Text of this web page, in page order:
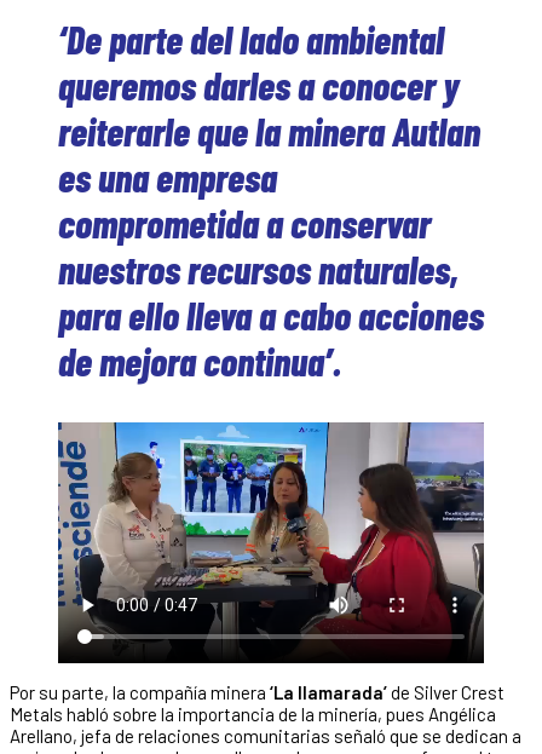
‘De parte del lado ambiental
queremos darles a conocer y
reiterarle que la minera Autlan
es una empresa
comprometida a conservar
nuestros recursos naturales,
para ello lleva a cabo acciones
de mejora continua’.
Por su parte, la compañía minera ‘La llamarada’de Silver Crest
Metals habló sobre la importancia de la minería, pues Angélica
Arellano, jefa de relaciones comunitarias señaló que se dedican a